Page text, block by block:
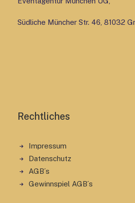
Südliche Müncher Str. 46, 81032
Rechtliches
Impressum
Datenschutz
AGB´s
Gewinnspiel AGB´s